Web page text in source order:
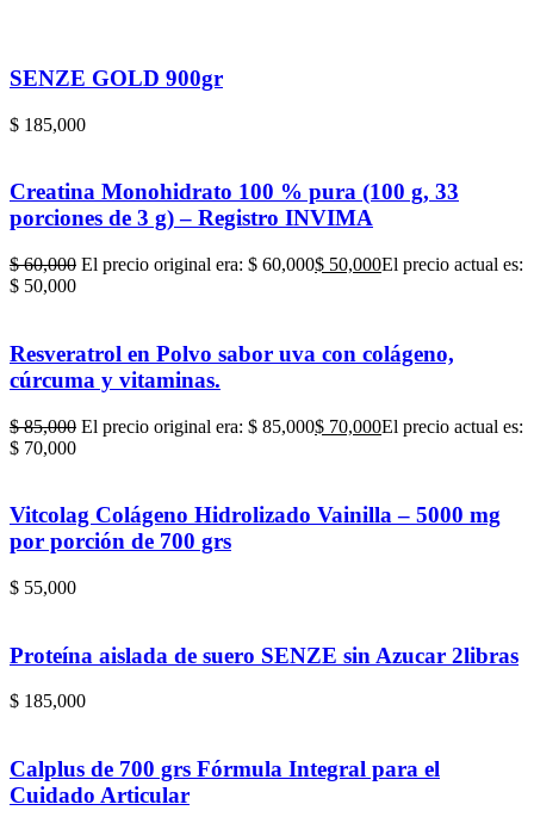
SENZE GOLD 900gr
$ 185,000
Creatina Monohidrato 100 % pura (100 g, 33
porciones de 3 g) – Registro INVIMA
$60,000 El precio original era: $ 60,000$ 50,000El precio actual es:
$ 50,000
Resveratrol en Polvo sabor uva con colágeno,
cúrcuma y vitaminas.
$85,000 El precio original era: $ 85,000$ 70,000El precio actual es:
$ 70,000
Vitcolag Colágeno Hidrolizado Vainilla – 5000 mg
por porción de 700 grs
$ 55,000
Proteína aislada de suero SENZE sin Azucar 2libras
$ 185,000
Calplus de 700 grs Fórmula Integral para el
Cuidado Articular